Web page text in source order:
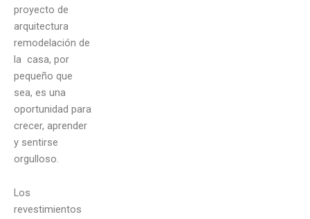
proyecto de
arquitectura
remodelación de
la casa, por
pequeño que
sea, es una
oportunidad para
crecer, aprender
y sentirse
orgulloso.
Los
revestimientos